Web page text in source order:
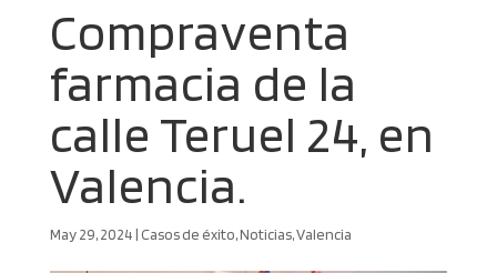
Compraventa
farmacia de la
calle Teruel 24, en
Valencia.
May 29, 2024| Casos de éxito,Noticias,Valencia